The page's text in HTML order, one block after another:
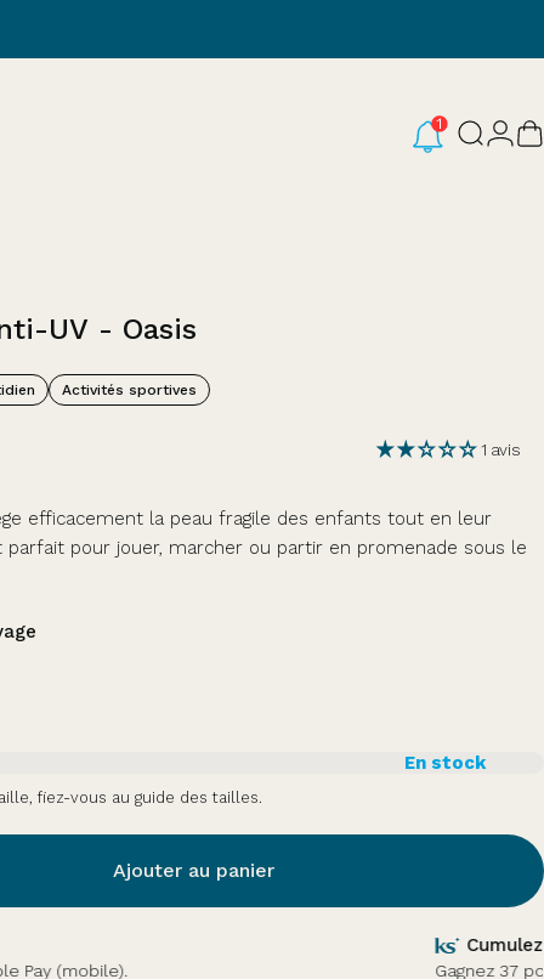
UV - Oasis
Activités sportives
1 avis
efficacement la peau fragile des enfants tout en leur
pour jouer, marcher ou partir en promenade sous le
En stock
fiez-vous au guide des tailles.
Ajouter au panier
points fidélité
Ker Sun + pour l'achat de ce produit.
Connectez-vous ou